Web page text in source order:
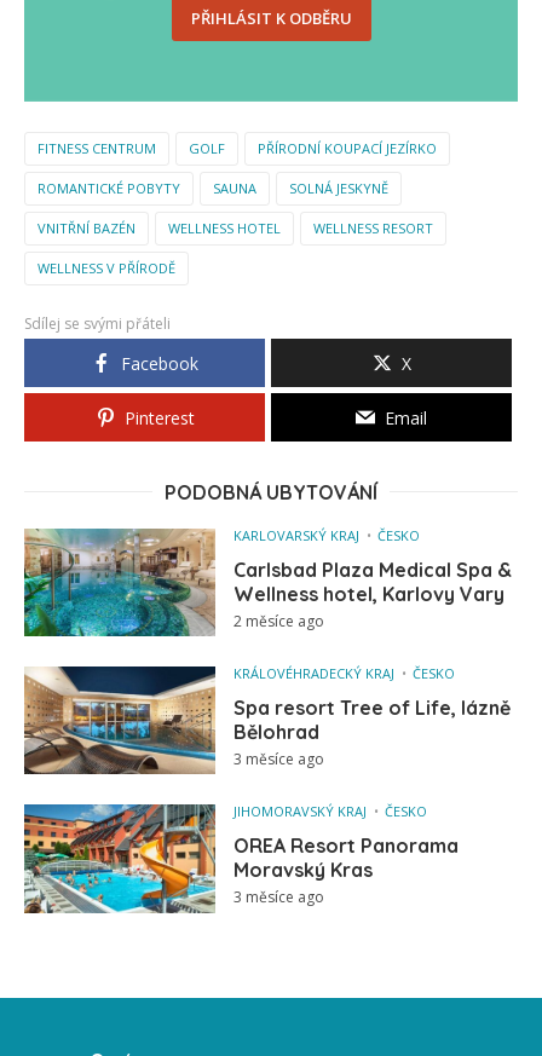
PŘIHLÁSIT K ODBĚRU
FITNESS CENTRUM GOLF PŘÍRODNÍ KOUPACÍ JEZÍRKO
ROMANTICKÉ POBYTY SAUNA SOLNÁ JESKYNĚ
VNITŘNÍ BAZÉN WELLNESS HOTEL WELLNESS RESORT
WELLNESS V PŘÍRODĚ
Sdílej se svými přáteli
Facebook X
Pinterest Email
PODOBNÁ UBYTOVÁNÍ
KARLOVARSKÝ KRAJ ČESKO
Carlsbad Plaza Medical Spa &
Wellness hotel, Karlovy Vary
2 měsíce ago
KRÁLOVÉHRADECKÝ KRAJ ČESKO
Spa resort Tree of Life, lázně
Bělohrad
3 měsíce ago
JIHOMORAVSKÝ KRAJ ČESKO
OREA Resort Panorama
Moravský Kras
3 měsíce ago